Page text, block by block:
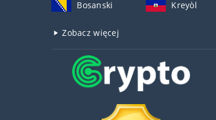
Bosanski Kreyòl
Zobacz więcej